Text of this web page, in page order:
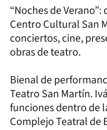
“Noches de
Centro Cultural San
conciertos, cine,
obras de teatro.
Bienal de
Teatro San Martín.
funciones dentro de
Complejo Teatral de